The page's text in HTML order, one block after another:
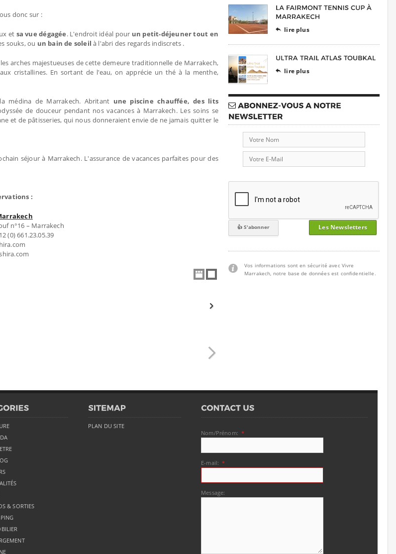
donc sur :
et sa vue dégagée. L'endroit idéal pour un petit-déjeuner tout en
souks, ou un bain de soleil à l'abri des regards indiscrets .
arches majestueuses de cette demeure traditionnelle de Marrakech,
cristallines. En sortant de l'eau, on apprécie un thé à la menthe,
de Marrakech. Abritant une piscine chauffée, des lits
de douceur pendant nos vacances à Marrakech. Les soins se
et de pâtisseries, qui nous donneraient envie de ne jamais quitter le
séjour à Marrakech. L'assurance de vacances parfaites pour des
:
n°16 – Marrakech
(0) 661.23.05.39
 lire plus
 lire plus
Les Newsletters
Vos informations sont en sécurité avec Vivre
Marrakech, notre base de données est confidentielle.
& SORTIES
PLAN DU SITE
Nom/Prénom: *
E-mail: *
Message: